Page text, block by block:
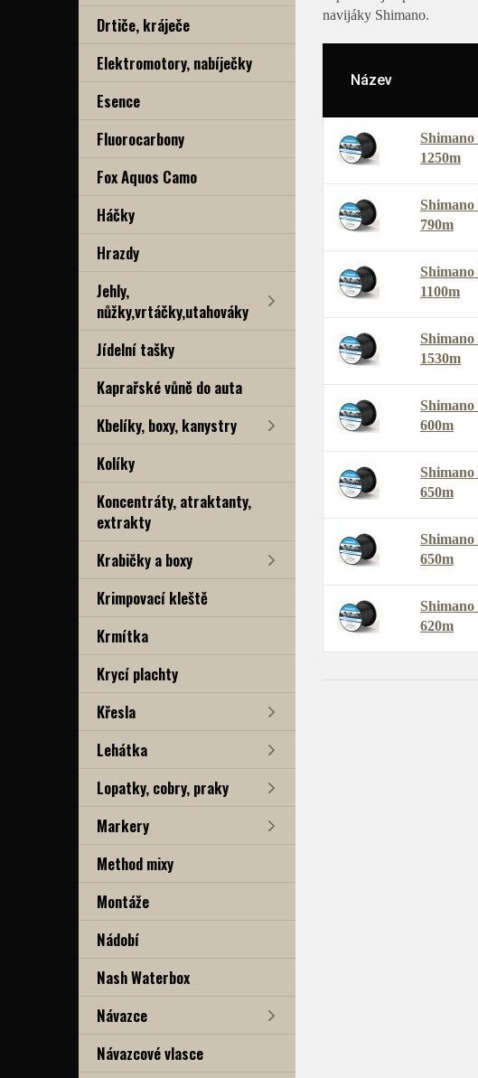
Drtiče, kráječe
Elektromotory, nabíječky
Esence
Fluorocarbony
Fox Aquos Camo
Háčky
Hrazdy
Jehly,
nůžky,vrtáčky,utahováky
Jídelní tašky
Kaprařské vůně do auta
Kbelíky, boxy, kanystry
Kolíky
Koncentráty, atraktanty,
extrakty
Krabičky a boxy
Krimpovací kleště
Krmítka
Krycí plachty
Křesla
Lehátka
Lopatky, cobry, praky
Markery
Method mixy
Montáže
Nádobí
Nash Waterbox
Návazce
Návazcové vlasce
navijáky Shimano.
Název
Shimano
1250m
Shimano
790m
Shimano
1100m
Shimano
1530m
Shimano
600m
Shimano
650m
Shimano
650m
Shimano
620m